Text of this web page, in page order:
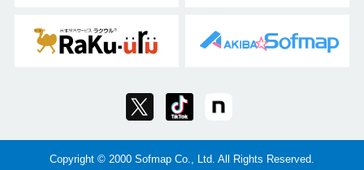
Copyright © 2000 Sofmap Co., Ltd. All Rights Reserved.